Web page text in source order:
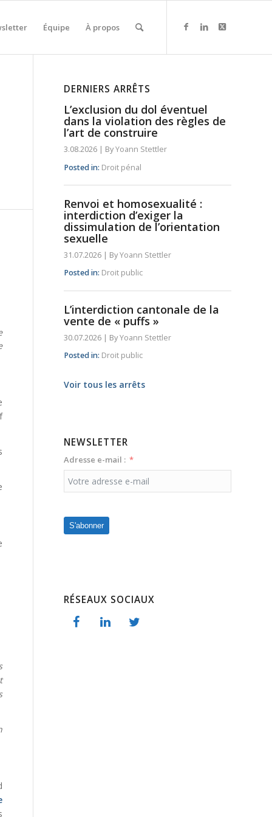
Équipe À propos
DERNIERS ARRÊTS
L’exclusion du dol éventuel
dans la violation des règles de
l’art de construire
3.08.2026 | ByYoann Stettler
Posted in: Droit pénal
Renvoi et homosexualité :
interdiction d’exiger la
dissimulation de l’orientation
sexuelle
31.07.2026 | ByYoann Stettler
Posted in: Droit public
L’interdiction cantonale de la
vente de « puffs »
30.07.2026 | ByYoann Stettler
Posted in: Droit public
Voir tous les arrêts
NEWSLETTER
Adresse e-mail :
S'abonner
RÉSEAUX SOCIAUX